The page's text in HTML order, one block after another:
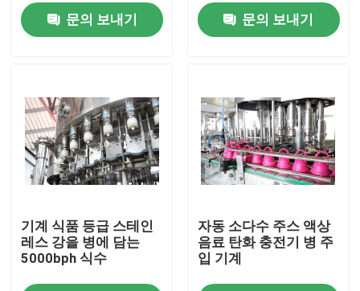
제품
우리에 대하여
품질 관리
문의 보내기
문의 보내기
기계 식품 등급 스테인
레스 강을 병에 담는
5000bph 식수
자동 소다수 주스 액상
음료 탄화 충전기 병 주
입 기계